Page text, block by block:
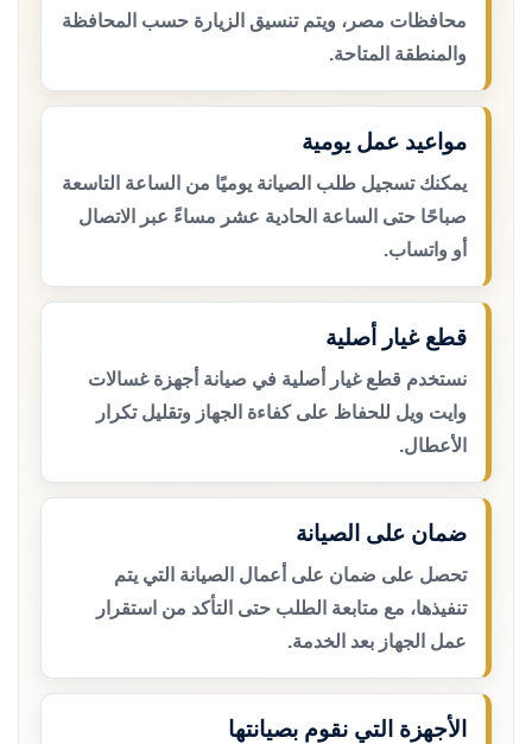
محافظات مصر، ويتم تنسيق الزيارة حسب المحافظة
والمنطقة المتاحة.
مواعيد عمل يومية
يمكنك تسجيل طلب الصيانة يوميًا من الساعة التاسعة
صباحًا حتى الساعة الحادية عشر مساءً عبر الاتصال
أو واتساب.
قطع غيار أصلية
نستخدم قطع غيار أصلية في صيانة أجهزة غسالات
وايت ويل للحفاظ على كفاءة الجهاز وتقليل تكرار
الأعطال.
ضمان على الصيانة
تحصل على ضمان على أعمال الصيانة التي يتم
تنفيذها، مع متابعة الطلب حتى التأكد من استقرار
عمل الجهاز بعد الخدمة.
الأجهزة التي نقوم بصيانتها